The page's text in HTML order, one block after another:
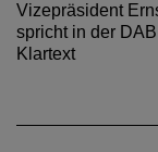
Vizepräsident
spricht in der
Klartext